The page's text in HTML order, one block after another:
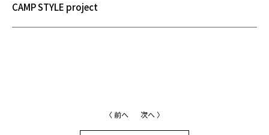
CAMP STYLE project
〈 前へ 次へ 〉